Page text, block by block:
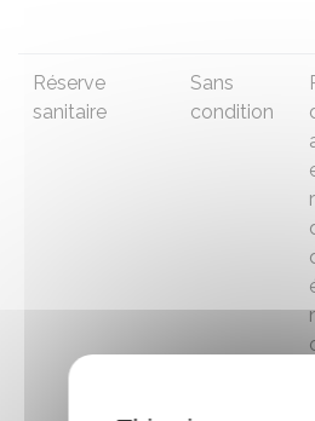
Réserve
sanitaire
Sans
condition